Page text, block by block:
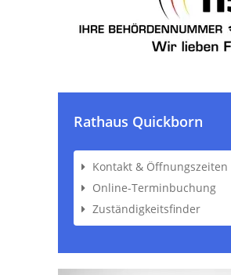
Rathaus Quickborn
Kontakt & Öffnungszeiten
Online-Terminbuchung
Zuständigkeitsfinder